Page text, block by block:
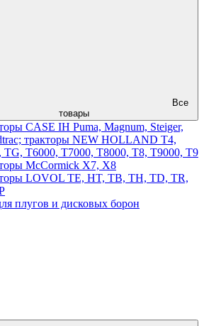
Все
товары
CASE IH Puma, Magnum, Steiger,
тракторы NEW HOLLAND T4,
TG, T6000, T7000, T8000, T8, T9000, T9
McCormick X7, X8
LOVOL TE, HT, TB, TH, TD, TR,
плугов и дисковых борон